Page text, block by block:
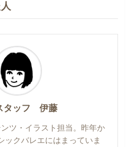
タッフ 伊藤
ツ・イラスト担当。昨年か
ックバレエにはまっていま